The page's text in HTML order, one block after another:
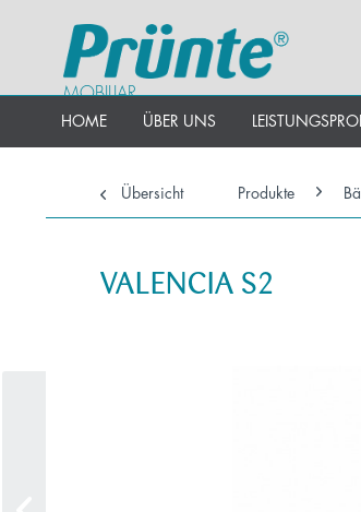
MOBILIAR
HOME ÜBER UNS
Übersicht Produkte
VALENCIA S2